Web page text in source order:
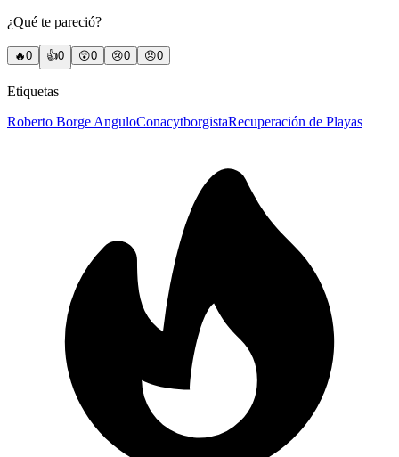
¿Qué te pareció?
🔥0 👍0 😲0 😢0 😠0
Etiquetas
Roberto Borge AnguloConacytborgistaRecuperación de Playas